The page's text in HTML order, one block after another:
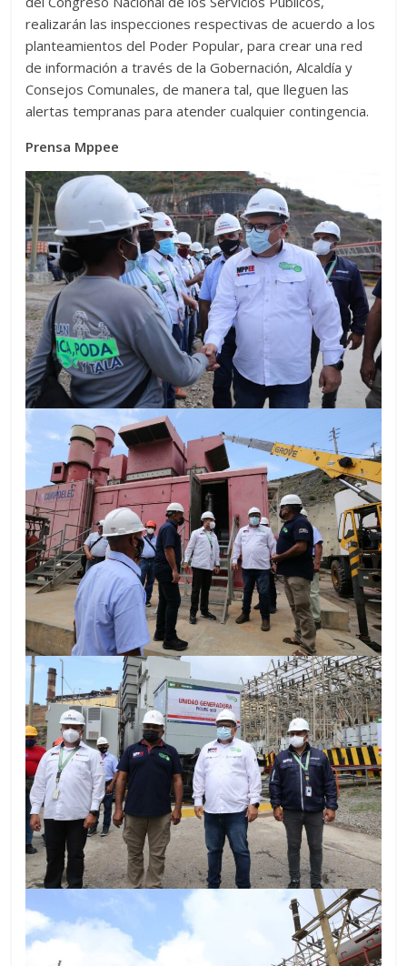
realizarán las inspecciones respectivas de acuerdo a los
planteamientos del Poder Popular, para crear una red
de información a través de la Gobernación, Alcaldía y
Consejos Comunales, de manera tal, que lleguen las
alertas tempranas para atender cualquier contingencia.
Prensa Mppee